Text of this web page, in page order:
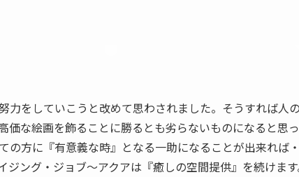
をしていこうと改めて思わされました。そうすれば人
な絵画を飾ることに勝るとも劣らないものになると思
方に『有意義な時』となる一助になることが出来れば
ング・ジョブ～アクアは『癒しの空間提供』を続けます